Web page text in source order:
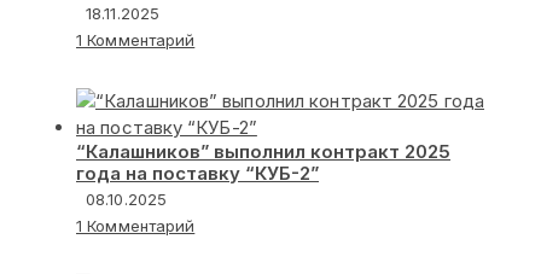
18.11.2025
1 Комментарий
“Калашников” выполнил контракт 2025
года на поставку “КУБ-2”
08.10.2025
1 Комментарий